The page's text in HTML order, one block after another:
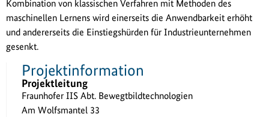
Kombination von klassischen Verfahren mit Methoden des
maschinellen Lernens wird einerseits die Anwendbarkeit erhöht
und andererseits die Einstiegshürden für Industrieunternehmen
gesenkt.
Projektinformation
Projektleitung
Fraunhofer IIS Abt. Bewegtbildtechnologien
Am Wolfsmantel 33